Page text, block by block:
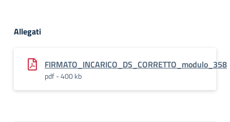
Allegati
FIRMATO_INCARICO_DS_CORRETTO_modulo_358
pdf - 400 kb